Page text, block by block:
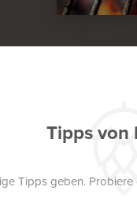
Tipps von
Tipps geben.